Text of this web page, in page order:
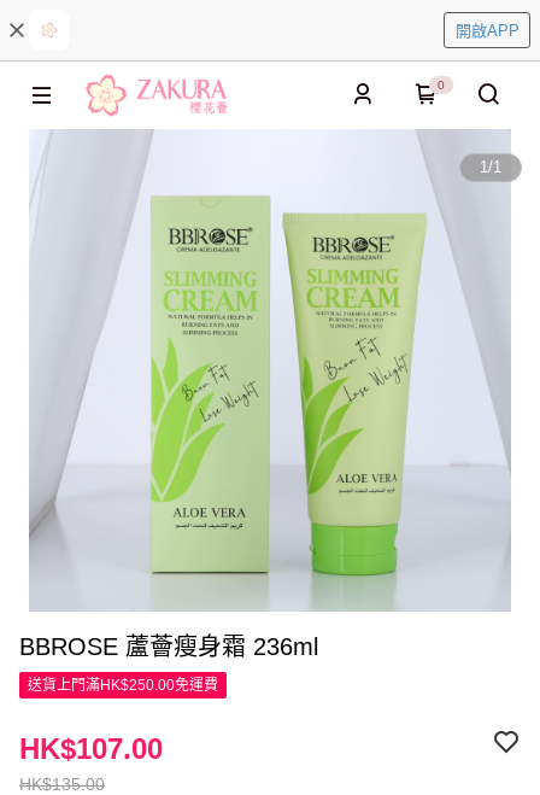
開啟APP
0
1/1
BBROSE 蘆薈瘦身霜 236ml
送貨上門滿HK$250.00免運費
HK$135.00
HK$107.00